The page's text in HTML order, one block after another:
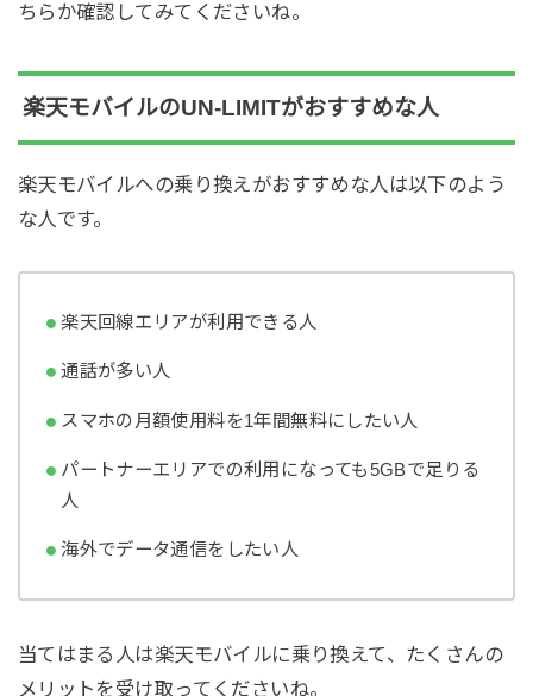
ちらか確認してみてくださいね。
楽天モバイルのUN-LIMITがおすすめな人
楽天モバイルへの乗り換えがおすすめな人は以下のよう
な人です。
楽天回線エリアが利用できる人
通話が多い人
スマホの月額使用料を1年間無料にしたい人
パートナーエリアでの利用になっても5GBで足りる
人
海外でデータ通信をしたい人
当てはまる人は楽天モバイルに乗り換えて、たくさんの
メリットを受け取ってくださいね。